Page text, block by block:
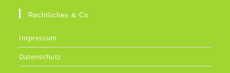
Rechtliches & Co
Impressum
Datenschutz